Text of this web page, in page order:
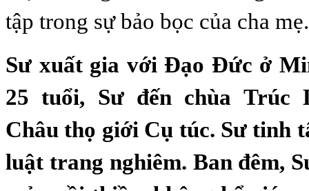
tập trong sự bảo bọc của cha mẹ.
Sư xuất gia với Đạo Đức ở
25 tuổi, Sư đến chùa Trúc
Châu thọ giới Cụ túc. Sư tinh
luật trang nghiêm. Ban đêm,